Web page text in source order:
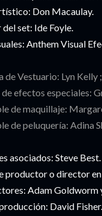
Don Macaulay.
set: Ide Foyle.
Anthem Visual
de Vestuario: Lyn Kelly
efectos especiales:
de maquillaje:
de peluquería: Adina
asociados: Steve Best.
productor o director
Adam Goldworm
David Fisher.